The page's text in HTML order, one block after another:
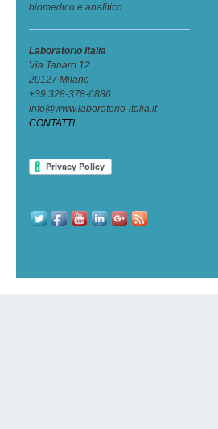
biomedico e analitico
Laboratorio Italia
Via Tanaro 12
20127 Milano
+39 328-378-6886
info@www.laboratorio-italia.it
CONTATTI